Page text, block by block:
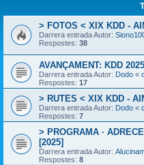
> FOTOS < XIX KDD -
Darrera entrada Autor:
Respostes: 38
AVANÇAMENT: KDD 2025
Darrera entrada Autor: Dodo «
Respostes: 17
> RUTES < XIX KDD -
Darrera entrada Autor: Dodo «
Respostes: 7
> PROGRAMA ·
[2025]
Darrera entrada Autor:
Respostes: 8